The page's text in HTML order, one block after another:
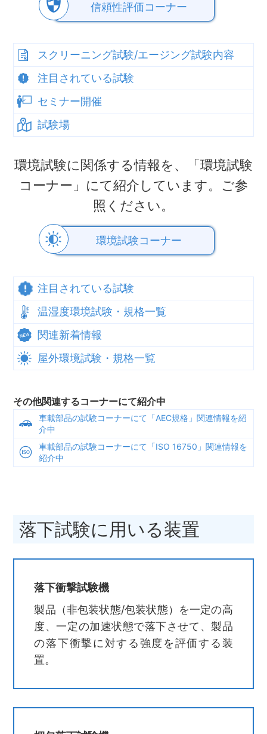
信頼性評価コーナー
スクリーニング試験/エージング試験内容
注目されている試験
セミナー開催
試験場
環境試験に関係する情報を、「環境試験
コーナー」にて紹介しています。ご参
照ください。
環境試験コーナー
注目されている試験
温湿度環境試験・規格一覧
関連新着情報
屋外環境試験・規格一覧
その他関連するコーナーにて紹介中
車載部品の試験コーナーにて「AEC規格」関連情報を紹
介中
車載部品の試験コーナーにて「ISO 16750」関連情報を
紹介中
落下試験に用いる装置
落下衝撃試験機
製品（非包装状態/包装状態）を一定の高
度、一定の加速状態で落下させて、製品
の落下衝撃に対する強度を評価する装
置。